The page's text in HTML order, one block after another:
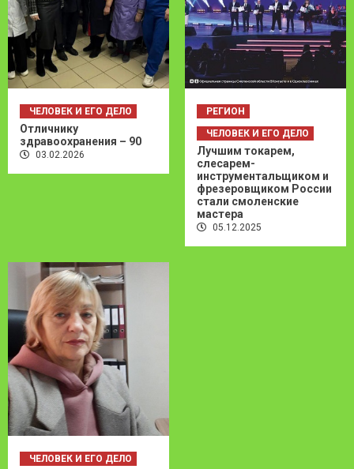
ЧЕЛОВЕК И ЕГО ДЕЛО
Отличнику
здравоохранения – 90
03.02.2026
РЕГИОН
ЧЕЛОВЕК И ЕГО ДЕЛО
Лучшим токарем,
слесарем-
инструментальщиком и
фрезеровщиком России
стали смоленские
мастера
05.12.2025
ЧЕЛОВЕК И ЕГО ДЕЛО